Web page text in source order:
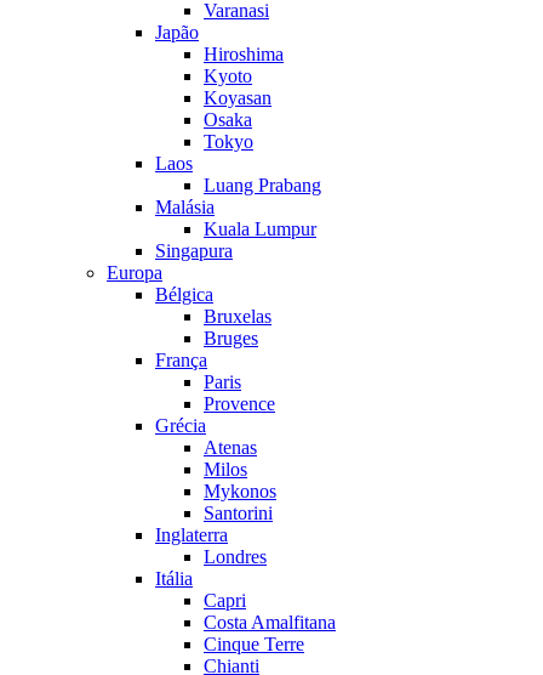
Varanasi
Japão
Hiroshima
Kyoto
Koyasan
Osaka
Tokyo
Laos
Luang Prabang
Malásia
Kuala Lumpur
Singapura
Europa
Bélgica
Bruxelas
Bruges
França
Paris
Provence
Grécia
Atenas
Milos
Mykonos
Santorini
Inglaterra
Londres
Itália
Capri
Costa Amalfitana
Cinque Terre
Chianti